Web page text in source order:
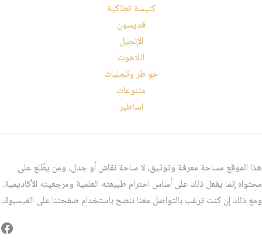
كنيسة انطاكية
قديسون
الإنجيل
اللاهوت
خواطر وتجليات
متنوعات
اساطير
هذا الموقع مساحة معرفة وتوثيق، لا ساحة نقاش أو جدل، ومن يطّلع على
محتواه إنما يفعل ذلك على أساس احترام طبيعته العلمية ومرجعيته الأكاديمية.
ومع ذلك إن كنت ترغب بالتواصل معنا ننصح باستخدام صفحتنا على الفيسبوك.